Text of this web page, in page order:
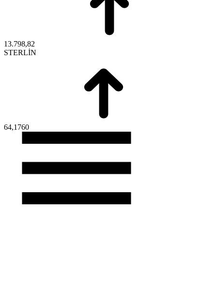
13.798,82
STERLİN
64,1760